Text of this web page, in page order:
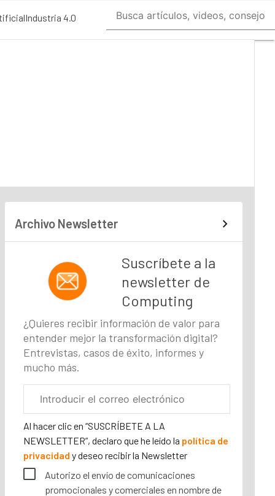
Industria 4.0
Archivo Newsletter
Suscríbete a la
newsletter de
Computing
¿Quieres recibir información de valor para
entender mejor la transformación digital?
Entrevistas, casos de éxito, informes y
mucho más.
electrónico
Al hacer clic en “SUSCRÍBETE A LA
NEWSLETTER”, declaro que he leído la política de
privacidady deseo recibir la Newsletter
Autorizo el envío de comunicaciones
promocionales y comerciales en nombre de